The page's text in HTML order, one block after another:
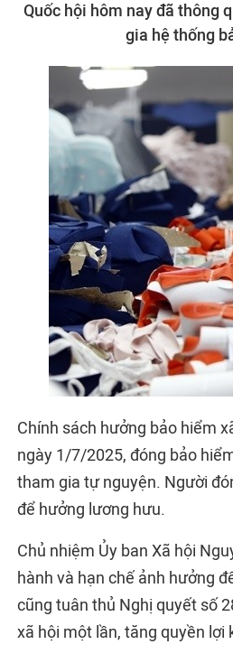
Quốc hội hôm nay đã thông
gia hệ thống
Chính sách hưởng bảo hiểm
ngày 1/7/2025, đóng bảo
tham gia tự nguyện. Người
để hưởng lương hưu.
Chủ nhiệm Ủy ban Xã hội
hành và hạn chế ảnh hưởng
cũng tuân thủ Nghị quyết số
xã hội một lần, tăng quyền